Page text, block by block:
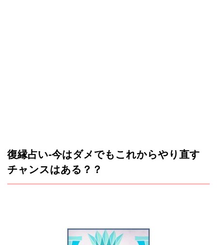
復縁占い-今はダメでもこれからやり直す
チャンスはある？？